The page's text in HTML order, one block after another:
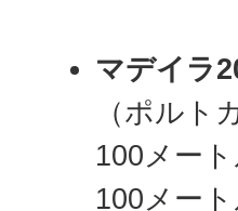
マデイラ
（ポルト
100メー
100メー